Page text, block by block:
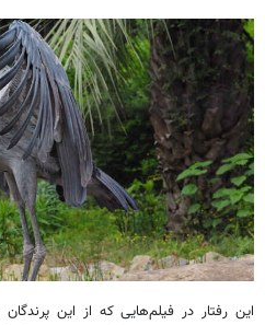
این رفتار در فیلم‌هایی که از این